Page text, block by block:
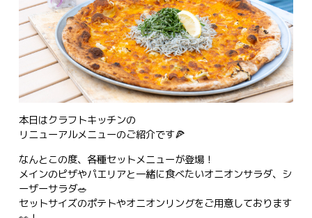
本日はクラフトキッチンの
リニューアルメニューのご紹介です🍕
なんとこの度、各種セットメニューが登場！
メインのピザやパエリアと一緒に食べたいオニオンサラダ、シ
ーザーサラダ🥗
セットサイズのポテトやオニオンリングをご用意しております